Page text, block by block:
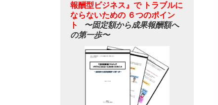
報酬型ビジネス』で トラブルに
ならないための ６つのポイン
ト
〜固定額から成果報酬額へ
の第一歩〜